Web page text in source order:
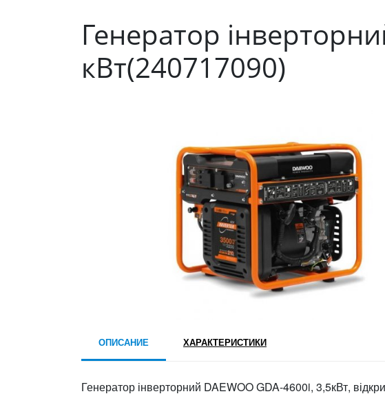
Генератор
кВт(240717090)
ОПИСАНИЕ ХАРАКТЕРИСТИКИ
Генератор інверторний DAEWOO GDA-4600i, 3,5кВт,